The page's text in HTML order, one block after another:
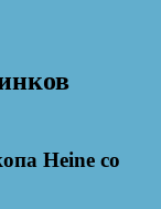
Heine со